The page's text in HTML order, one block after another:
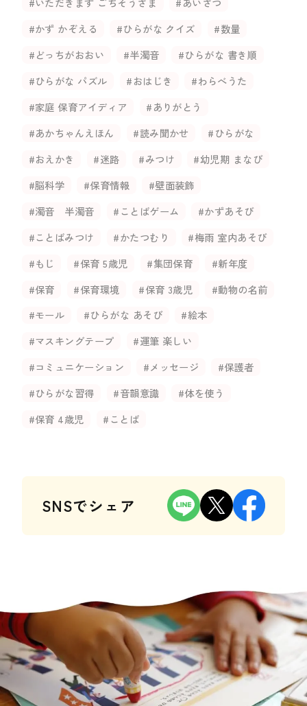
#かず かぞえる
#ひらがな クイズ
#数量
#どっちがおおい
#半濁音
#ひらがな 書き順
#ひらがな パズル
#おはじき
#わらべうた
#家庭 保育アイディア
#ありがとう
#あかちゃんえほん
#読み聞かせ
#ひらがな
#おえかき
#迷路 #みつけ
#幼児期 まなび
#脳科学
#保育情報
#壁面装飾
#濁音 半濁音
#ことばゲーム
#かずあそび
#ことばみつけ
#かたつむり
#梅雨 室内あそび
#もじ
#保育 5歳児 #集団保育
#新年度
#保育
#保育環境 #保育 3歳児
#動物の名前
#モール
#ひらがな あそび
#絵本
#マスキングテープ
#運筆 楽しい
#コミュニケーション
#メッセージ
#保護者
#ひらがな習得
#音韻意識
#体を使う
#保育 4歳児
#ことば
SNSでシェア